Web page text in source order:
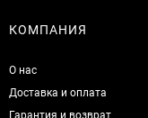
КОМПАНИЯ
О нас
Доставка и оплата
Гарантия и возврат